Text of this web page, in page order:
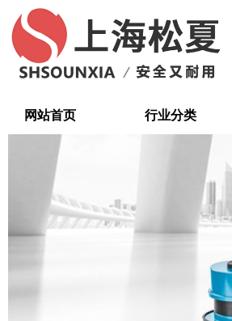
至
网站首页 行业分类